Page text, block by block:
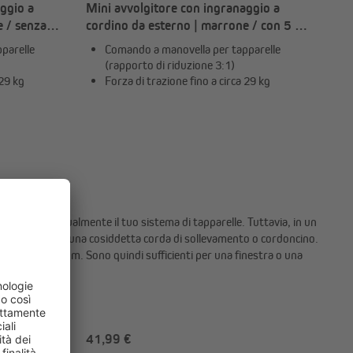
a
/ senza
kg
Mini avvolgitore con ingranaggio a
cordino da esterno | marrone / con 5 m
di cordino
Comando a manovella per tapparelle
(rapporto di riduzione 3:1)
Forza di trazione fino a circa 29 kg
41,99 €
manualmente il tuo sistema di tapparelle. Tuttavia, in un
ma una cosiddetta corda di sollevamento o cordoncino.
è di circa 5 m. Sono quindi sufficienti per una finestra o una